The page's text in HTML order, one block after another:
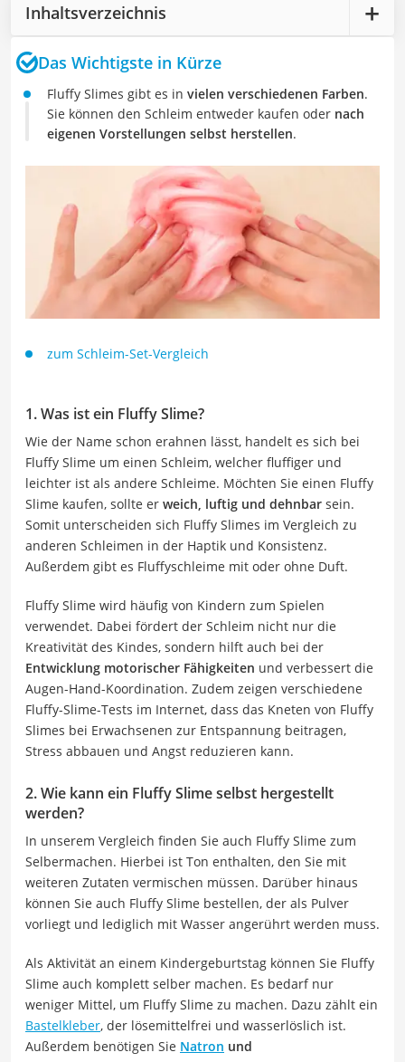
Inhaltsverzeichnis
Das Wichtigste in Kürze
Fluffy Slimes gibt es in vielen verschiedenen Farben.
Sie können den Schleim entweder kaufen oder nach
eigenen Vorstellungen selbst herstellen.
zum Schleim-Set-Vergleich
1. Was ist ein Fluffy Slime?
Wie der Name schon erahnen lässt, handelt es sich bei
Fluffy Slime um einen Schleim, welcher fluffiger und
leichter ist als andere Schleime. Möchten Sie einen Fluffy
Slime kaufen, sollte er weich, luftig und dehnbar sein.
Somit unterscheiden sich Fluffy Slimes im Vergleich zu
anderen Schleimen in der Haptik und Konsistenz.
Außerdem gibt es Fluffyschleime mit oder ohne Duft.
Fluffy Slime wird häufig von Kindern zum Spielen
verwendet. Dabei fördert der Schleim nicht nur die
Kreativität des Kindes, sondern hilft auch bei der
Entwicklung motorischer Fähigkeiten und verbessert die
Augen-Hand-Koordination. Zudem zeigen verschiedene
Fluffy-Slime-Tests im Internet, dass das Kneten von Fluffy
Slimes bei Erwachsenen zur Entspannung beitragen,
Stress abbauen und Angst reduzieren kann.
2. Wie kann ein Fluffy Slime selbst hergestellt
werden?
In unserem Vergleich finden Sie auch Fluffy Slime zum
Selbermachen. Hierbei ist Ton enthalten, den Sie mit
weiteren Zutaten vermischen müssen. Darüber hinaus
können Sie auch Fluffy Slime bestellen, der als Pulver
vorliegt und lediglich mit Wasser angerührt werden muss.
Als Aktivität an einem Kindergeburtstag können Sie Fluffy
Slime auch komplett selber machen. Es bedarf nur
weniger Mittel, um Fluffy Slime zu machen. Dazu zählt ein
Bastelkleber, der lösemittelfrei und wasserlöslich ist.
Außerdem benötigen Sie Natron und